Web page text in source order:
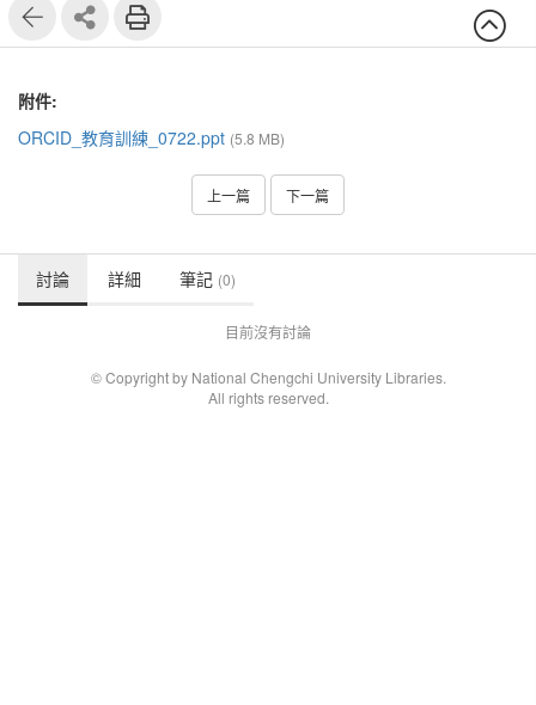
附件:
ORCID_教育訓練_0722.ppt (5.8 MB)
上一篇 下一篇
討論 詳細 筆記 (0)
目前沒有討論
© Copyright by National Chengchi University Libraries.
All rights reserved.